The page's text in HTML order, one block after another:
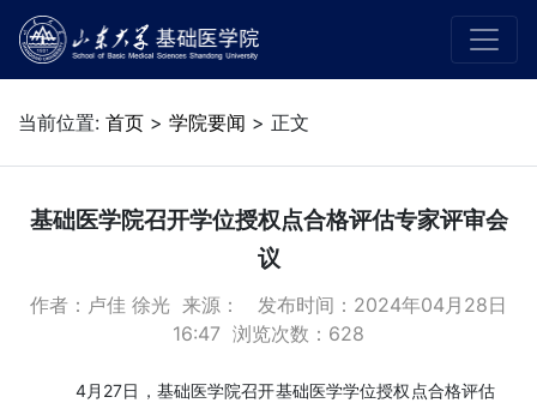
当前位置: 首页 > 学院要闻 > 正文
基础医学院召开学位授权点合格评估专家评审会
议
作者：卢佳 徐光 来源： 发布时间：2024年04月28日
16:47 浏览次数： 628
4月27日，基础医学院召开基础医学学位授权点合格评估